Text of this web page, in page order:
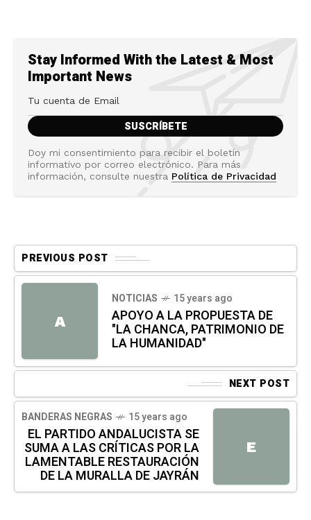
Stay Informed With the Latest & Most
Important News
Doy mi consentimiento para recibir el boletín
informativo por correo electrónico. Para más
información, consulte nuestra Política de Privacidad
PREVIOUS POST
A
NOTICIAS 15 years ago
APOYO A LA PROPUESTA DE
"LA CHANCA, PATRIMONIO DE
LA HUMANIDAD"
NEXT POST
E
BANDERAS NEGRAS 15 years ago
EL PARTIDO ANDALUCISTA SE
SUMA A LAS CRÍTICAS POR LA
LAMENTABLE RESTAURACIÓN
DE LA MURALLA DE JAYRÁN